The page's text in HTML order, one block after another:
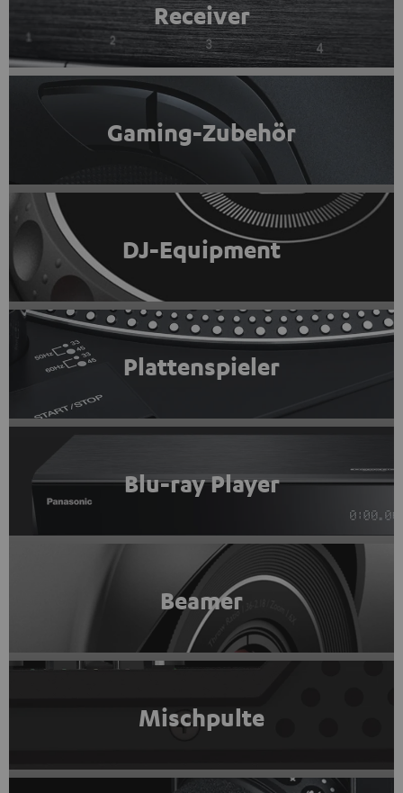
Receiver
Gaming-Zubehör
DJ-Equipment
Plattenspieler
Blu-ray Player
Beamer
Mischpulte